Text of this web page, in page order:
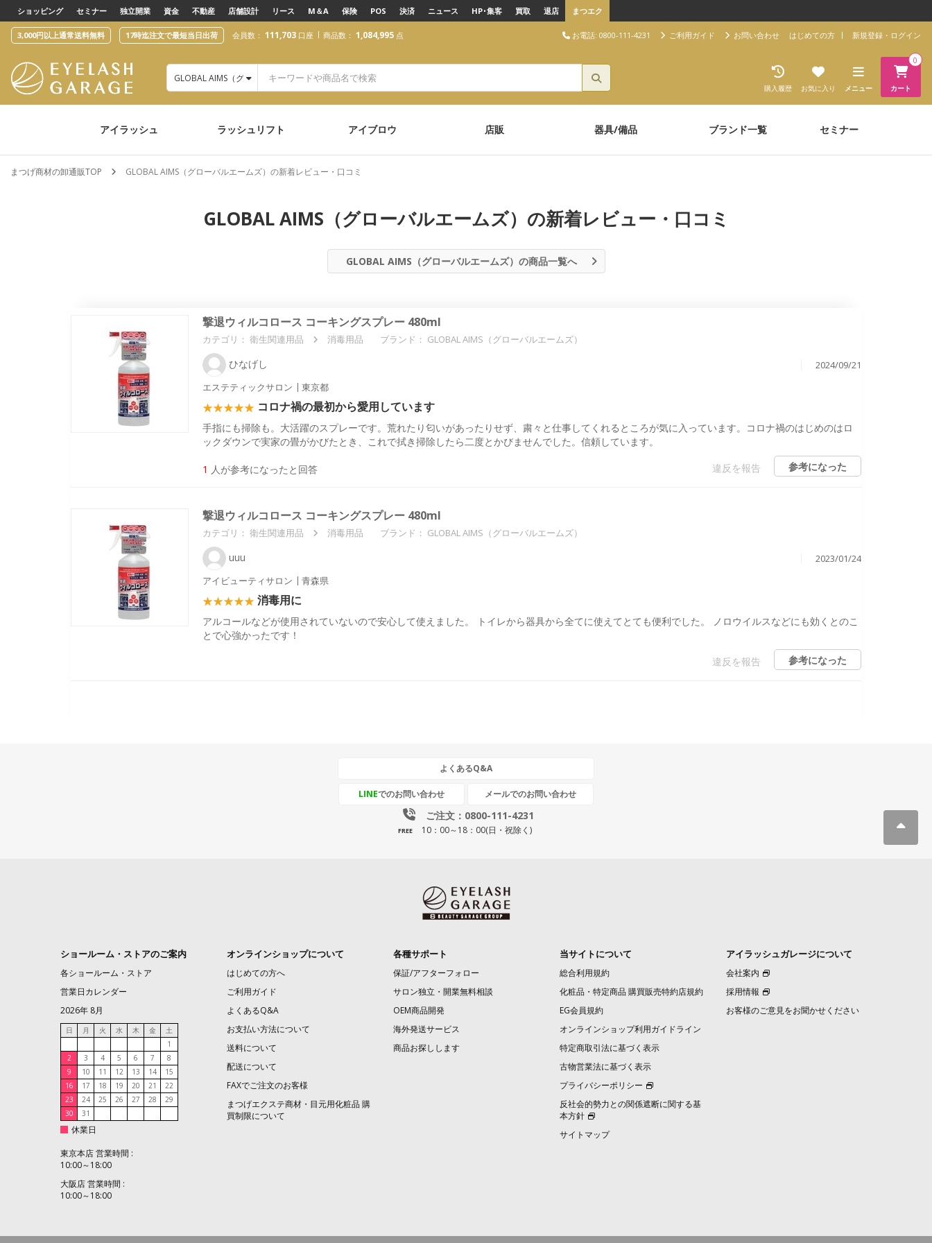
text.skipToContent
text.skipToNavigation
ショッピング セミナー 独立開業 資金 不動産 店舗設計 リース M＆A 保険 POS 決済 ニュース HP･集客 買取 退店 まつエク
3,000円以上通常送料無料 17時迄注文で最短当日出荷 会員数： 111,703 口座 商品数： 1,084,995 点 お電話: 0800-111-4231 ご利用ガイド お問い合わせ はじめての方 新規登録・ログイン
カート
0
メニュー
お気に入り
購入履歴
GLOBAL AIMS（グローバルエームズ）
アイラッシュ ラッシュリフト アイブロウ 店販 器具/備品 ブランド一覧 セミナー
まつげ商材の卸通販TOP GLOBAL AIMS（グローバルエームズ）の新着レビュー・口コミ
GLOBAL AIMS（グローバルエームズ）の新着レビュー・口コミ
GLOBAL AIMS（グローバルエームズ）の商品一覧へ
撃退ウィルコロース コーキングスプレー 480ml
カテゴリ： 衛生関連用品 消毒用品 ブランド： GLOBAL AIMS（グローバルエームズ）
ひなげし
2024/09/21
エステティックサロン
東京都
コロナ禍の最初から愛用しています
手指にも掃除も。大活躍のスプレーです。荒れたり匂いがあったりせず、粛々と仕事してくれるところが気に入っています。コロナ禍のはじめのはロ
ックダウンで実家の畳がかびたとき、これで拭き掃除したら二度とかびませんでした。信頼しています。
1 人が参考になったと回答 違反を報告 参考になった
撃退ウィルコロース コーキングスプレー 480ml
カテゴリ： 衛生関連用品 消毒用品 ブランド： GLOBAL AIMS（グローバルエームズ）
uuu
2023/01/24
アイビューティサロン
青森県
消毒用に
アルコールなどが使用されていないので安心して使えました。 トイレから器具から全てに使えてとても便利でした。 ノロウイルスなどにも効くとのこ
とで心強かったです！
違反を報告
参考になった
よくあるQ&A
LINEでのお問い合わせ メールでのお問い合わせ
ご注文：0800-111-4231
FREE 10：00～18：00(日・祝除く)
ショールーム・ストアのご案内
各ショールーム・ストア
営業日カレンダー
2026年 8月
日 月 火 水 木 金
土
1
2
3 4 5 6 7
8
9
10 11 12 13 14
15
16
17 18 19 20 21
22
23
24 25 26 27 28
29
30
31
休業日
東京本店 営業時間 :
10:00～18:00
大阪店 営業時間 :
10:00～18:00
オンラインショップについて
はじめての方へ
ご利用ガイド
よくあるQ&A
お支払い方法について
送料について
配送について
FAXでご注文のお客様
まつげエクステ商材・目元用化粧品 購
買制限について
各種サポート
保証/アフターフォロー
サロン独立・開業無料相談
OEM商品開発
海外発送サービス
商品お探しします
当サイトについて
総合利用規約
化粧品・特定商品 購買販売特約店規約
EG会員規約
オンラインショップ利用ガイドライン
特定商取引法に基づく表示
古物営業法に基づく表示
プライバシーポリシー
反社会的勢力との関係遮断に関する基
本方針
サイトマップ
アイラッシュガレージについて
会社案内
採用情報
お客様のご意見をお聞かせください